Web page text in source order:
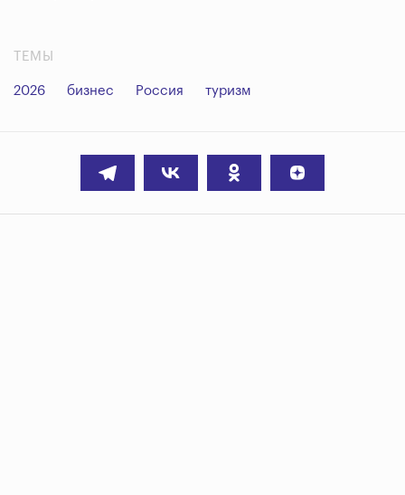
ТЕМЫ
2026 бизнес Россия туризм